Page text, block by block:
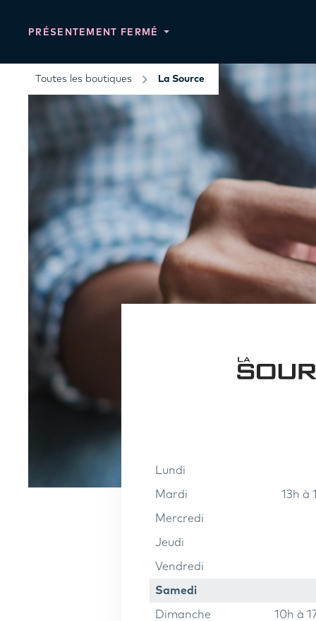
PRÉSENTEMENT FERMÉ
Toutes les boutiques La Source
lundi
mardi 13h
mercredi
jeudi
vendredi
samedi
dimanche 10h à